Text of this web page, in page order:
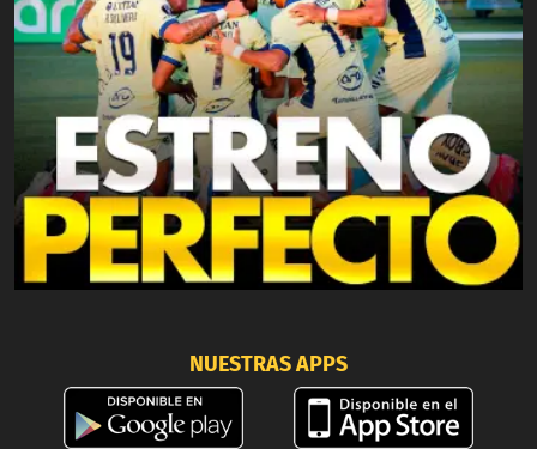
NUESTRAS APPS